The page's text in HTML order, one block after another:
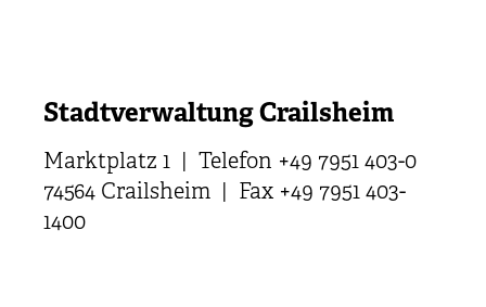
Stadtverwaltung Crailsheim
Marktplatz 1 | Telefon +49 7951 403-0
74564 Crailsheim | Fax +49 7951 403-
1400